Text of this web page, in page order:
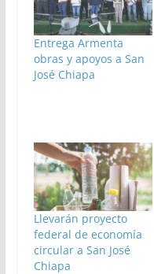
Entrega Armenta
obras y apoyos a San
José Chiapa
Llevarán proyecto
federal de economía
circular a San José
Chiapa